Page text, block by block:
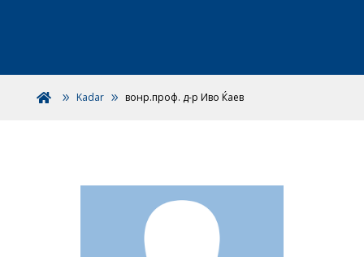
 Kadar вонр.проф. д-р Иво Ќаев